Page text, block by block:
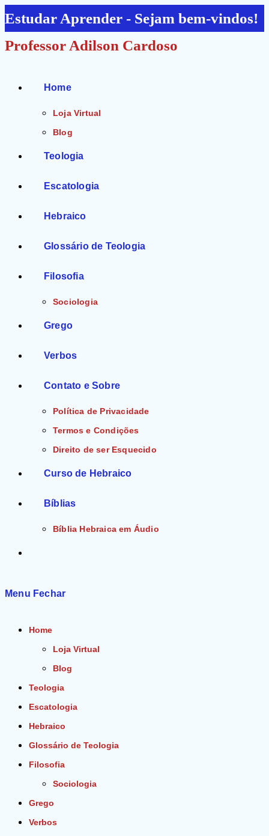
Ir
para
o
Estudar Aprender - Sejam bem-vindos!
Professor Adilson Cardoso
Home
Loja Virtual
Blog
Teologia
Escatologia
Hebraico
Glossário de Teologia
Filosofia
Sociologia
Grego
Verbos
Contato e Sobre
Política de Privacidade
Termos e Condições
Direito de ser Esquecido
Curso de Hebraico
Bíblias
Bíblia Hebraica em Áudio
Menu Fechar
Home
Loja Virtual
Blog
Teologia
Escatologia
Hebraico
Glossário de Teologia
Filosofia
Sociologia
Grego
Verbos